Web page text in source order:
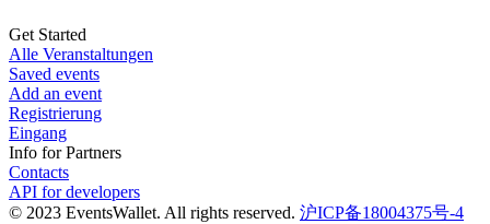
Get Started
Alle Veranstaltungen
Saved events
Add an event
Registrierung
Eingang
Info for Partners
Contacts
API for developers
© 2023 EventsWallet. All rights reserved. 沪ICP备18004375号-4